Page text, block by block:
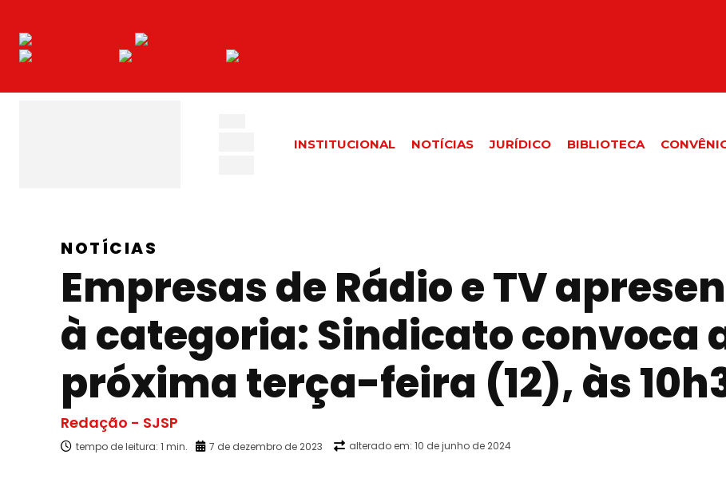
INSTITUCIONAL NOTÍCIAS JURÍDICO BIBLIOTECA
NOTÍCIAS
Empresas de Rádio e TV
à categoria: Sindicato convoca
próxima terça-feira (12), às
Redação - SJSP
tempo de leitura: 1 min. 7 de dezembro de 2023 alterado em: 10 de junho de 2024